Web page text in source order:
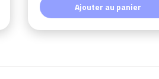
Ajouter au panier